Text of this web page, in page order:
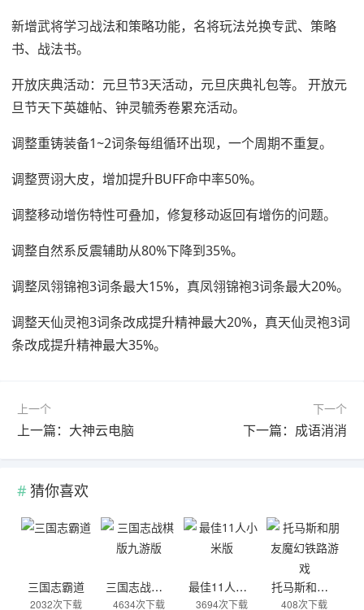
新增武将学习战法和策略功能，名将玩法兑换专武、策略
书、战法书。
开放庆典活动：元旦节3天活动，元旦庆典礼包等。 开放元
旦节天下英雄帖、钟灵毓秀卷累充活动。
调整重铸装备1~2词条每组循环出现，一个周期不重复。
调整贾诩大皮，增加提升BUFF命中率50%。
调整移动增伤特性可叠加，修复移动返回有增伤的问题。
调整自然系反震辅助从80%下降到35%。
调整凤翎锦袍3词条最大15%，真凤翎锦袍3词条最大20%。
调整天仙灵袍3词条改成提升精神最大20%，真天仙灵袍3词
条改成提升精神最大35%。
上一个
上一篇：大神云电脑
下一个
下一篇：成语消消
猜你喜欢
三国志霸道
2032次下载
三国志战棋版九游版
4634次下载
最佳11人小米版
3694次下载
托马斯和朋友魔幻铁路游戏
408次下载